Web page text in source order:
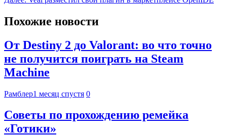
Похожие новости
От Destiny 2 до Valorant: во что точно
не получится поиграть на Steam
Machine
Рамблер1 месяц спустя 0
Советы по прохождению ремейка
«Готики»